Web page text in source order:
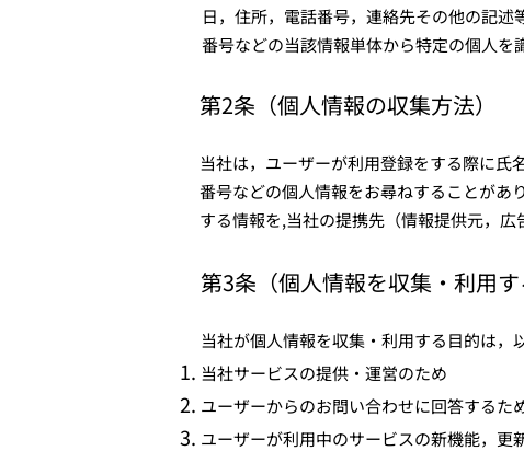
日，住所，電話番号，連絡先その他の記
番号などの当該情報単体から特定の個人を
第2条（個人情報の収集方法）
当社は，ユーザーが利用登録をする際に
番号などの個人情報をお尋ねすることがあ
する情報を,当社の提携先（情報提供元，
第3条（個人情報を収集・利用す
当社が個人情報を収集・利用する目的は，
当社サービスの提供・運営のため
ユーザーからのお問い合わせに回答するた
ユーザーが利用中のサービスの新機能，